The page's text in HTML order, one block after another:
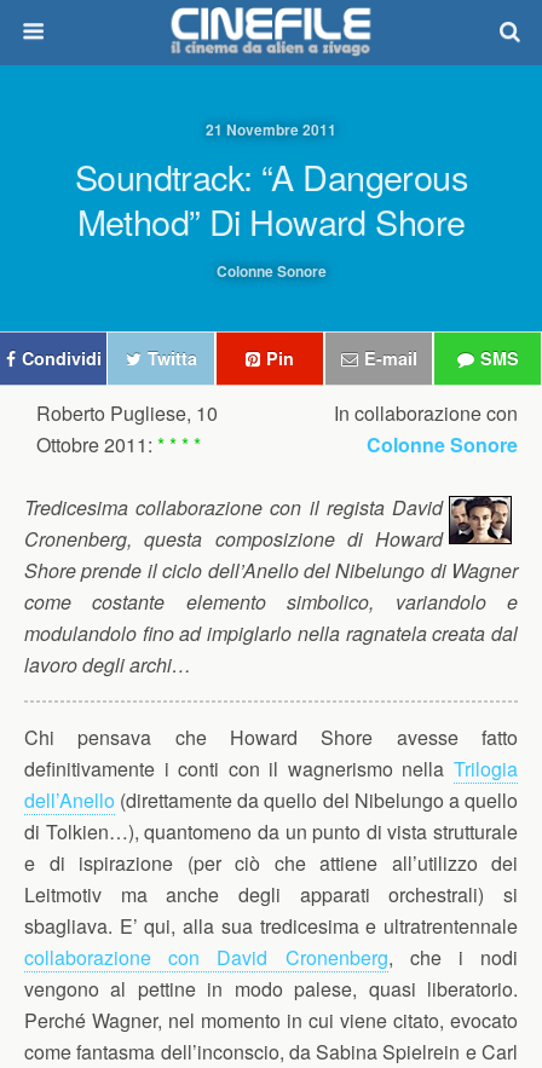
21 Novembre 2011
Soundtrack: “A Dangerous
Method” Di Howard Shore
Colonne Sonore
Condividi Twitta Pin E-mail SMS
Roberto Pugliese, 10
Ottobre 2011: * * * *
In collaborazione con
Colonne Sonore
Tredicesima collaborazione con il regista David
Cronenberg, questa composizione di Howard
Shore prende il ciclo dell’Anello del Nibelungo di Wagner
come costante elemento simbolico, variandolo e
modulandolo fino ad impiglarlo nella ragnatela creata dal
lavoro degli archi…
Chi pensava che Howard Shore avesse fatto
definitivamente i conti con il wagnerismo nella Trilogia
dell’Anello (direttamente da quello del Nibelungo a quello
di Tolkien…), quantomeno da un punto di vista strutturale
e di ispirazione (per ciò che attiene all’utilizzo dei
Leitmotiv ma anche degli apparati orchestrali) si
sbagliava. E’ qui, alla sua tredicesima e ultratrentennale
collaborazione con David Cronenberg, che i nodi
vengono al pettine in modo palese, quasi liberatorio.
Perché Wagner, nel momento in cui viene citato, evocato
come fantasma dell’inconscio, da Sabina Spielrein e Carl